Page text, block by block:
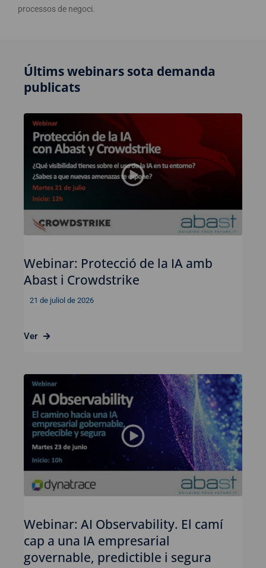
processos de negoci.
Últims webinars sota demanda
publicats
Webinar: Protecció de la IA amb
Abast i Crowdstrike
21 de juliol de 2026
Ver
Webinar: AI Observability. El camí
cap a una IA empresarial
governable, predictible i segura